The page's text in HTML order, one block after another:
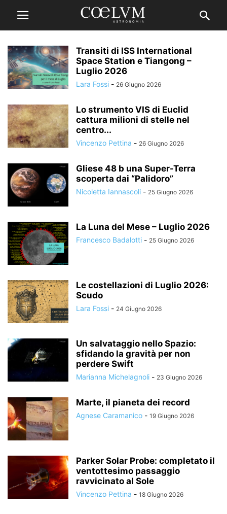
Transiti di ISS International
Space Station e Tiangong –
Luglio 2026
Lara Fossi - 26 Giugno 2026
Lo strumento VIS di Euclid
cattura milioni di stelle nel
centro...
Vincenzo Pettina - 26 Giugno 2026
Gliese 48 b una Super-Terra
scoperta dai “Palidoro”
Nicoletta Iannascoli - 25 Giugno 2026
La Luna del Mese – Luglio 2026
Francesco Badalotti - 25 Giugno 2026
Le costellazioni di Luglio 2026:
Scudo
Lara Fossi - 24 Giugno 2026
Un salvataggio nello Spazio:
sfidando la gravità per non
perdere Swift
Marianna Michelagnoli - 23 Giugno 2026
Marte, il pianeta dei record
Agnese Caramanico - 19 Giugno 2026
Parker Solar Probe: completato il
ventottesimo passaggio
ravvicinato al Sole
Vincenzo Pettina - 18 Giugno 2026